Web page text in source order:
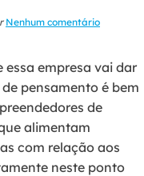
Nenhum comentário
essa empresa vai dar
de pensamento é bem
de
alimentam
com relação aos
neste ponto